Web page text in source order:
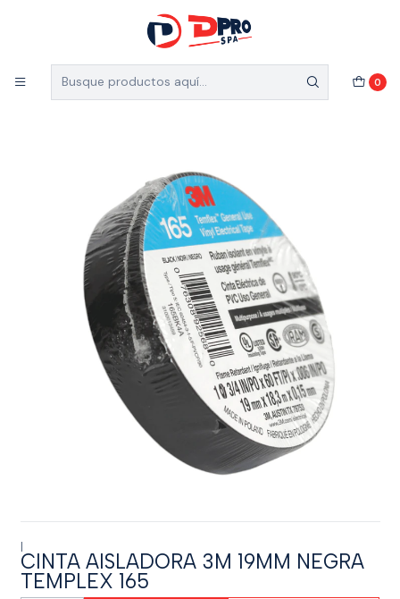
0
5% de descuento en el total de tu compra (Válido
para nuevos clientes)
Inicio Ferretería Industrial
CINTA AISLADORA 3M 19MM NEGRA TEMPLEX 165
|
CINTA AISLADORA 3M 19MM NEGRA
TEMPLEX 165